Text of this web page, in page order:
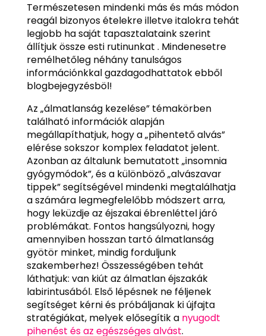
Természetesen mindenki más és más módon
reagál bizonyos ételekre illetve italokra tehát
legjobb ha saját tapasztalataink szerint
állítjuk össze esti rutinunkat . Mindenesetre
remélhetőleg néhány tanulságos
információnkkal gazdagodhattatok ebből
blogbejegyzésböl!
Az „álmatlanság kezelése” témakörben
található információk alapján
megállapíthatjuk, hogy a „pihentető alvás”
elérése sokszor komplex feladatot jelent.
Azonban az általunk bemutatott „insomnia
gyógymódok”, és a különböző „alvászavar
tippek” segítségével mindenki megtalálhatja
a számára legmegfelelőbb módszert arra,
hogy leküzdje az éjszakai ébrenléttel járó
problémákat. Fontos hangsúlyozni, hogy
amennyiben hosszan tartó álmatlanság
gyötör minket, mindig forduljunk
szakemberhez! Összességében tehát
láthatjuk: van kiút az álmatlan éjszakák
labirintusából. Első lépésnek ne féljenek
segítséget kérni és próbáljanak ki újfajta
stratégiákat, melyek elősegítik a nyugodt
pihenést és az egészséges alvást.